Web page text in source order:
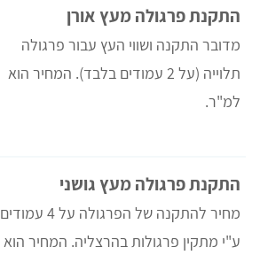
התקנת פרגולה מעץ אורן
מדובר התקנה ושווי העץ עבור פרגולה
תלוייה
(על 2 עמודים בלבד). המחיר הוא
למ"ר.
התקנת פרגולה מעץ גושני
מחיר להתקנה של הפרגולה על 4 עמודים
ע"י מתקין פרגולות בהרצליה. המחיר הוא